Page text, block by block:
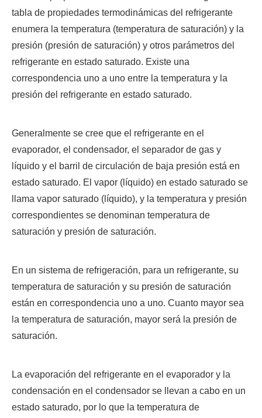
tabla de propiedades termodinámicas del refrigerante
enumera la temperatura (temperatura de saturación) y la
presión (presión de saturación) y otros parámetros del
refrigerante en estado saturado. Existe una
correspondencia uno a uno entre la temperatura y la
presión del refrigerante en estado saturado.
Generalmente se cree que el refrigerante en el
evaporador, el condensador, el separador de gas y
líquido y el barril de circulación de baja presión está en
estado saturado. El vapor (líquido) en estado saturado se
llama vapor saturado (líquido), y la temperatura y presión
correspondientes se denominan temperatura de
saturación y presión de saturación.
En un sistema de refrigeración, para un refrigerante, su
temperatura de saturación y su presión de saturación
están en correspondencia uno a uno. Cuanto mayor sea
la temperatura de saturación, mayor será la presión de
saturación.
La evaporación del refrigerante en el evaporador y la
condensación en el condensador se llevan a cabo en un
estado saturado, por lo que la temperatura de